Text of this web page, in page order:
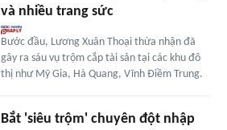
và nhiều trang sức
Bước đầu, Lương Xuân Thoại thừa nhận đã
gây ra sáu vụ trộm cắp tài sản tại các khu đô
thị như Mỹ Gia, Hà Quang, Vĩnh Điềm Trung.
Bắt 'siêu trộm' chuyên đột nhập